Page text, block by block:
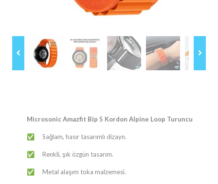
Microsonic Amazfit Bip 5 Kordon Alpine Loop Turuncu
✅ ​​Sağlam, hasır tasarımlı dizayn.
✅ ​​Renkli, şık özgün tasarım.
✅ ​​Metal alaşım toka malzemesi.